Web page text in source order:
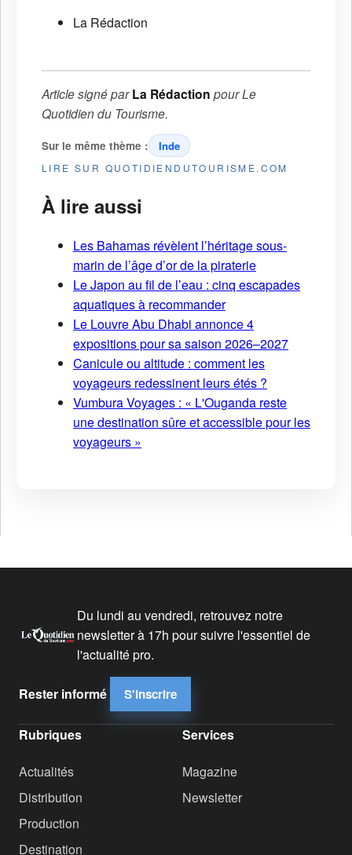
La Rédaction
Article signé parLa Rédaction pourLe
Quotidien du Tourisme.
Sur le même thème : Inde
LIRE SUR QUOTIDIENDUTOURISME.COM
À lire aussi
Les Bahamas révèlent l’héritage sous-
marin de l’âge d’or de la piraterie
Le Japon au fil de l’eau : cinq escapades
aquatiques à recommander
Le Louvre Abu Dhabi annonce 4
expositions pour sa saison 2026–2027
Canicule ou altitude : comment les
voyageurs redessinent leurs étés ?
Vumbura Voyages : « L'Ouganda reste
une destination sûre et accessible pour les
voyageurs »
Du lundi au vendredi, retrouvez notre
newsletter à 17h pour suivre l'essentiel de
l'actualité pro.
Rester informé S'inscrire
Rubriques
Actualités
Distribution
Production
Destination
Services
Magazine
Newsletter